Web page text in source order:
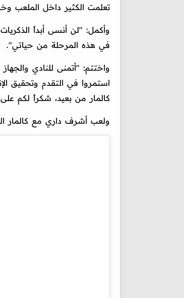
تعلمت الكثير داخل الملعب
وأكمل: "لن أنسى أبداً
في هذه المرحلة من حياتي".
واختتم: "أتمنى للنادي
استمروا في التقدم وتحقيق
كالمار من بعيد، شكراً لكم
ولعب أشرف داري مع كالمار السويدي 9 مباريات واستطاع أن